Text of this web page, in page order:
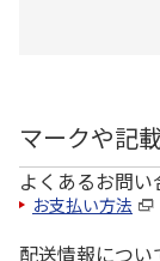
マークや記
よくあるお問い
お支払い方法
配送情報につい